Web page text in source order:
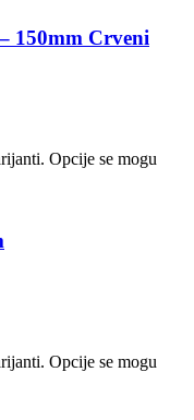
150mm Crveni
Opcije se mogu
Opcije se mogu